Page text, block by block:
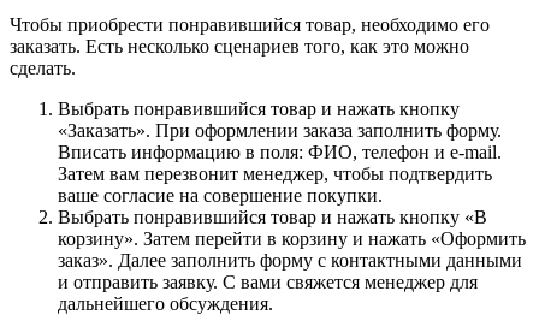
Чтобы приобрести понравившийся товар, необходимо его
заказать. Есть несколько сценариев того, как это можно
сделать.
Выбрать понравившийся товар и нажать кнопку
«Заказать». При оформлении заказа заполнить форму.
Вписать информацию в поля: ФИО, телефон и e-mail.
Затем вам перезвонит менеджер, чтобы подтвердить
ваше согласие на совершение покупки.
Выбрать понравившийся товар и нажать кнопку «В
корзину». Затем перейти в корзину и нажать «Оформить
заказ». Далее заполнить форму с контактными данными
и отправить заявку. С вами свяжется менеджер для
дальнейшего обсуждения.